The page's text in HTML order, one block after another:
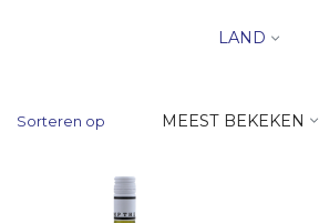
LAND
Sorteren op MEEST BEKEKEN